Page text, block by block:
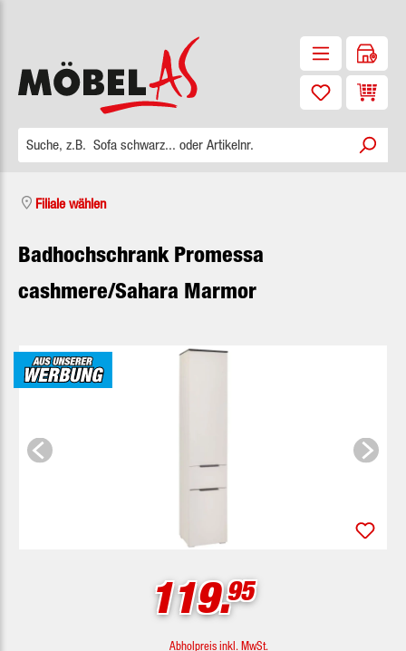
Filiale wählen
Badhochschrank Promessa
cashmere/Sahara Marmor
Bildergalerie überspringen
119.95
Abholpreis inkl. MwSt.